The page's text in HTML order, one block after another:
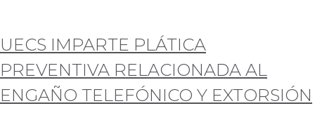
UECS IMPARTE PLÁTICA
PREVENTIVA RELACIONADA AL
ENGAÑO TELEFÓNICO Y EXTORSIÓN